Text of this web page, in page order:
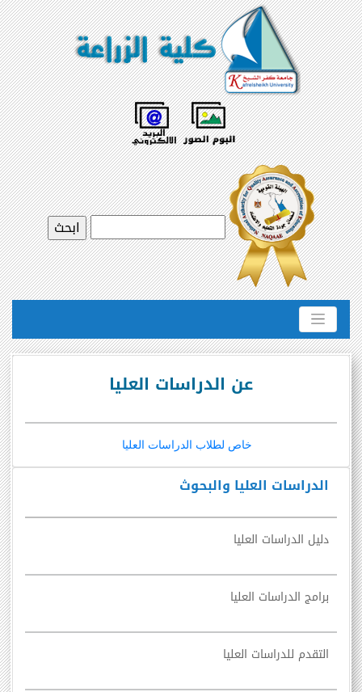
الدراسات العليا والبحوث
دليل الدراسات العليا
برامج الدراسات العليا
التقدم للدراسات العليا
عن الدراسات العليا
خاص لطلاب الدراسات العليا